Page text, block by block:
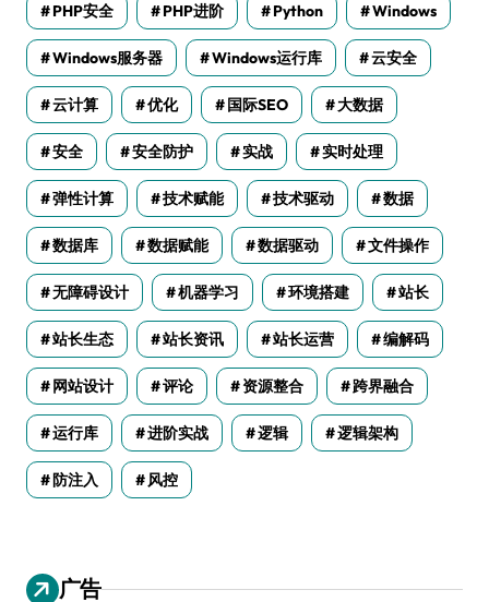
PHP安全 PHP进阶 Python Windows
Windows服务器 Windows运行库 云安全
云计算 优化 国际SEO 大数据
安全 安全防护 实战 实时处理
弹性计算 技术赋能 技术驱动 数据
数据库 数据赋能 数据驱动 文件操作
无障碍设计 机器学习 环境搭建 站长
站长生态 站长资讯 站长运营 编解码
网站设计 评论 资源整合 跨界融合
运行库 进阶实战 逻辑 逻辑架构
防注入 风控
广告